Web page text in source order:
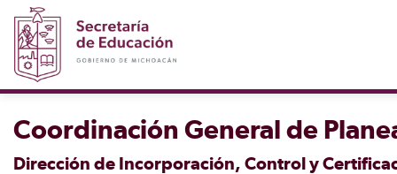
Coordinación General de
Dirección de Incorporación, Control y